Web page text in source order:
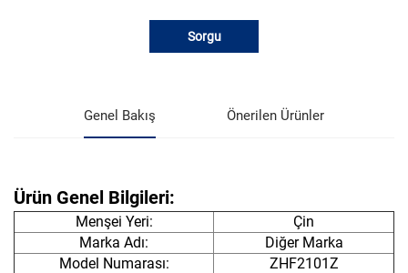
Sorgu
Genel Bakış Önerilen Ürünler
Ürün Genel Bilgileri:
Menşei Yeri:
Çin
Marka Adı:
Diğer Marka
Model Numarası:
ZHF2101Z